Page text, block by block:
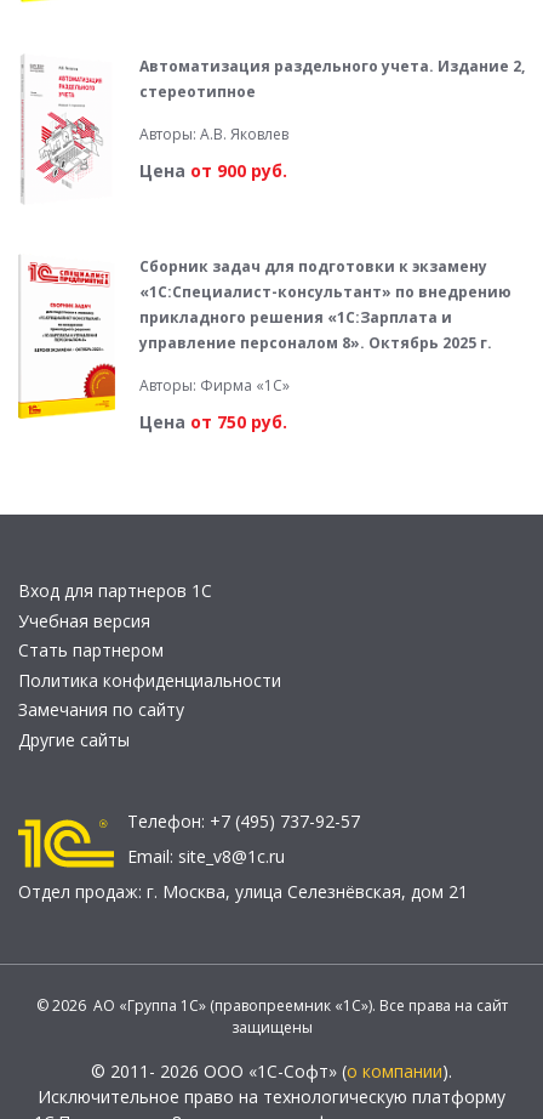
Автоматизация раздельного учета. Издание 2,
стереотипное
Авторы: А.В. Яковлев
Цена от 900 руб.
Сборник задач для подготовки к экзамену
«1С:Специалист-консультант» по внедрению
прикладного решения «1С:Зарплата и
управление персоналом 8». Октябрь 2025 г.
Авторы: Фирма «1С»
Цена от 750 руб.
Вход для партнеров 1С
Учебная версия
Стать партнером
Политика конфиденциальности
Замечания по сайту
Другие сайты
Телефон: +7 (495) 737-92-57
Email: site_v8@1c.ru
Отдел продаж: г. Москва, улица Селезнёвская, дом 21
© 2026 АО «Группа 1С» (правопреемник «1С»). Все права на сайт
защищены
© 2011- 2026 ООО «1С-Софт» (о компании).
Исключительное право на технологическую платформу